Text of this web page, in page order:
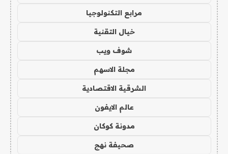
مرابع التكنولوجيا
خيال التقنية
شوف ويب
مجلة الاسهم
الشرقية الاقتصادية
عالم الايفون
مدونة كوكان
صحيفة نهج